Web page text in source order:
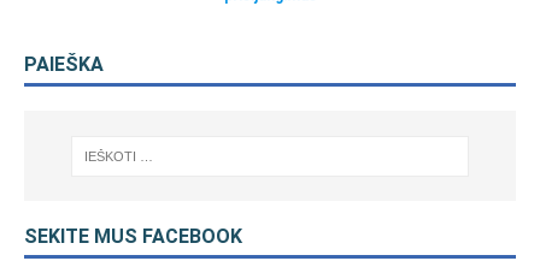
PAIEŠKA
SEKITE MUS FACEBOOK